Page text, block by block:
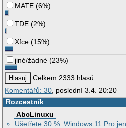
MATE (6%)
TDE (2%)
Xfce (15%)
jiné/žádné (23%)
Celkem 2333 hlasů
Komentářů: 30, poslední 3.4. 20:20
Rozcestník
AbcLinuxu
Ušetřete 30 %: Windows 11 Pro jen